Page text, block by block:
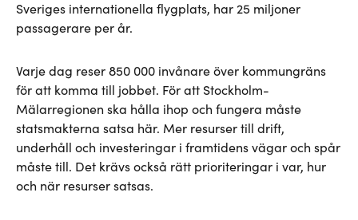
Sveriges internationella flygplats, har 25 miljoner
passagerare per år.
Varje dag reser 850 000 invånare över kommungräns
för att komma till jobbet. För att Stockholm-
Mälarregionen ska hålla ihop och fungera måste
statsmakterna satsa här. Mer resurser till drift,
underhåll och investeringar i framtidens vägar och spår
måste till. Det krävs också rätt prioriteringar i var, hur
och när resurser satsas.